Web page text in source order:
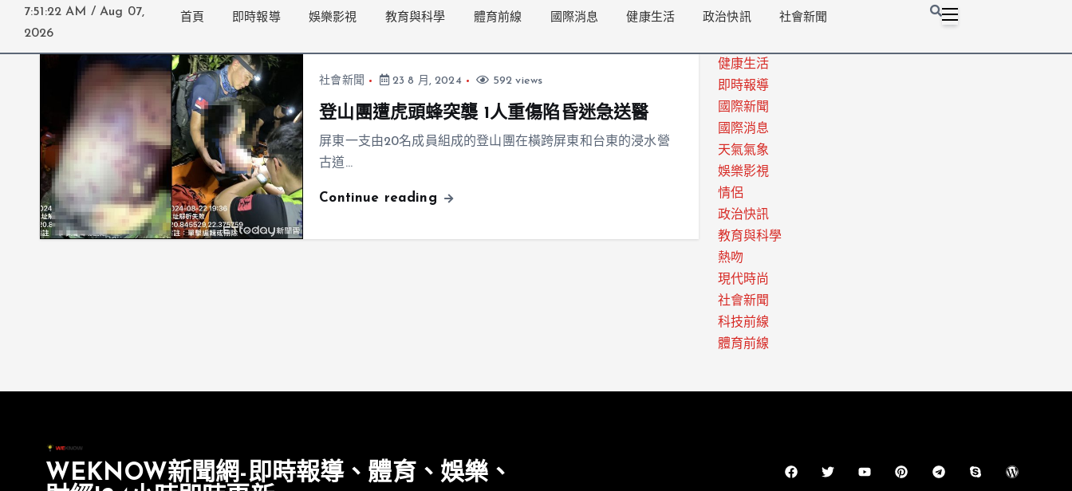
7:51:22 AM / Aug 07,
2026
首頁 即時報導 娛樂影視 教育與科學 體育前線 國際消息 健康生活 政治快訊 社會新聞
社會新聞 23 8 月, 2024 592 views
登山團遭虎頭蜂突襲 1人重傷陷昏迷急送醫
屏東一支由20名成員組成的登山團在橫跨屏東和台東的浸水營
古道…
Continue reading
健康生活
即時報導
國際新聞
國際消息
天氣氣象
娛樂影視
情侶
政治快訊
教育與科學
熱吻
現代時尚
社會新聞
科技前線
體育前線
WEKNOW新聞網-即時報導、體育、娛樂、